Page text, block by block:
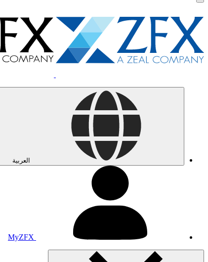
العربية
MyZFX